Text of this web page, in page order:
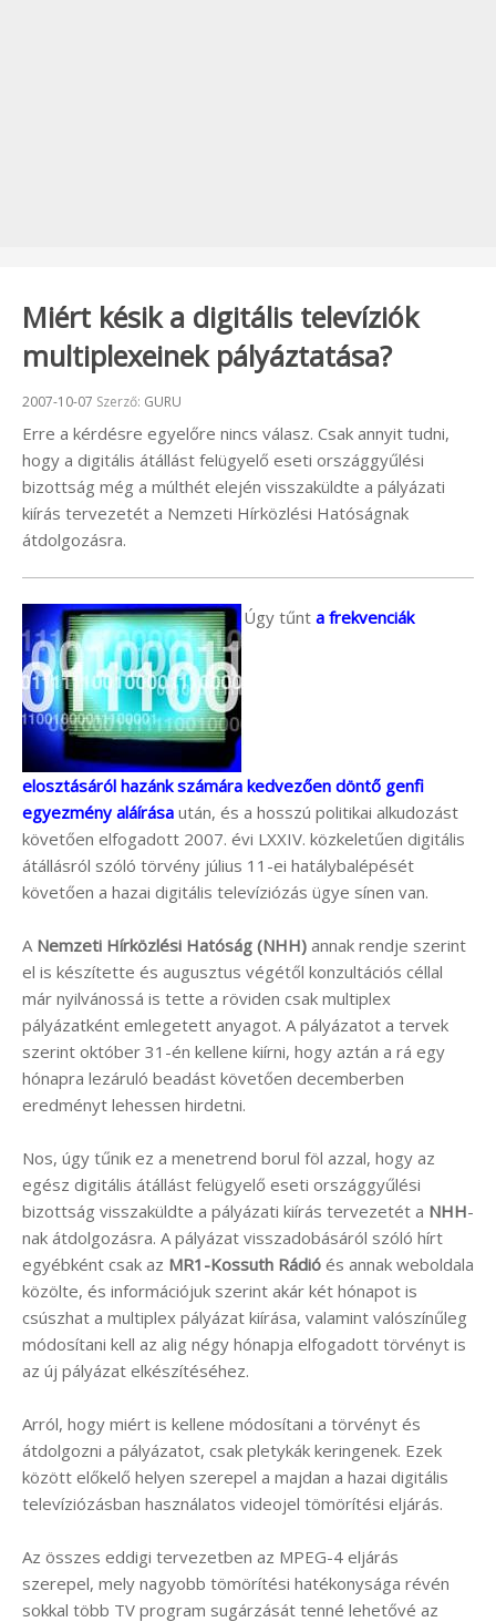
Miért késik a digitális televíziók
multiplexeinek pályáztatása?
Beküldve:
2007-10-07 Szerző: GURU
Erre a kérdésre egyelőre nincs válasz. Csak annyit tudni,
hogy a digitális átállást felügyelő eseti országgyűlési
bizottság még a múlthét elején visszaküldte a pályázati
kiírás tervezetét a Nemzeti Hírközlési Hatóságnak
átdolgozásra.
Úgy tűnt a frekvenciák
elosztásáról hazánk számára kedvezően döntő genfi
egyezmény aláírása után, és a hosszú politikai alkudozást
követően elfogadott 2007. évi LXXIV. közkeletűen digitális
átállásról szóló törvény július 11-ei hatálybalépését
követően a hazai digitális televíziózás ügye sínen van.
A Nemzeti Hírközlési Hatóság (NHH) annak rendje szerint
el is készítette és augusztus végétől konzultációs céllal
már nyilvánossá is tette a röviden csak multiplex
pályázatként emlegetett anyagot. A pályázatot a tervek
szerint október 31-én kellene kiírni, hogy aztán a rá egy
hónapra lezáruló beadást követően decemberben
eredményt lehessen hirdetni.
Nos, úgy tűnik ez a menetrend borul föl azzal, hogy az
egész digitális átállást felügyelő eseti országgyűlési
bizottság visszaküldte a pályázati kiírás tervezetét a NHH-
nak átdolgozásra. A pályázat visszadobásáról szóló hírt
egyébként csak az MR1-Kossuth Rádió és annak weboldala
közölte, és információjuk szerint akár két hónapot is
csúszhat a multiplex pályázat kiírása, valamint valószínűleg
módosítani kell az alig négy hónapja elfogadott törvényt is
az új pályázat elkészítéséhez.
Arról, hogy miért is kellene módosítani a törvényt és
átdolgozni a pályázatot, csak pletykák keringenek. Ezek
között előkelő helyen szerepel a majdan a hazai digitális
televíziózásban használatos videojel tömörítési eljárás.
Az összes eddigi tervezetben az MPEG-4 eljárás
szerepel, mely nagyobb tömörítési hatékonysága révén
sokkal több TV program sugárzását tenné lehetővé az